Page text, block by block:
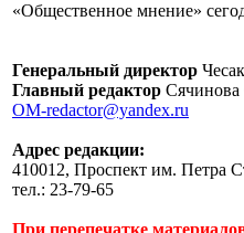
«Общественное мнение»
Генеральный директор
Главный редактор Сячинова
OM-redactor@yandex.ru
Адрес редакции:
410012, Проспект им. Петра
тел.: 23-79-65
При перепечатке